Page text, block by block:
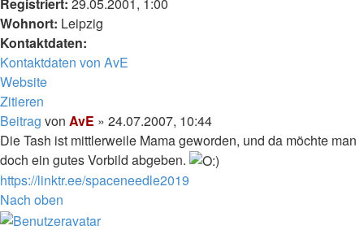
Wohnort: Leipzig
Kontaktdaten:
Kontaktdaten von AvE
Website
Zitieren
Beitrag von AvE » 24.07.2007, 10:44
Die Tash ist mittlerweile Mama geworden, und da möchte man
doch ein gutes Vorbild abgeben.
https://linktr.ee/spaceneedle2019
Nach oben